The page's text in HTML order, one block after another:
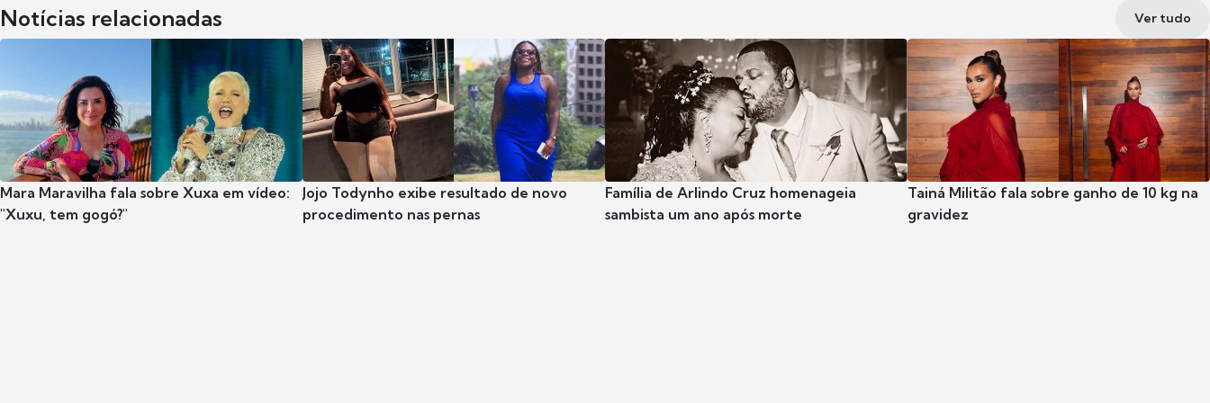
Notícias relacionadas Ver tudo
Mara Maravilha fala sobre Xuxa em vídeo:
"Xuxu, tem gogó?"
Jojo Todynho exibe resultado de novo
procedimento nas pernas
Família de Arlindo Cruz homenageia
sambista um ano após morte
Tainá Militão fala sobre ganho de 10 kg na
gravidez